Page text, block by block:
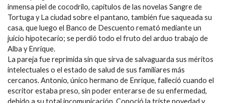
inmensa piel de cocodrilo, capítulos de las novelas Sangre de
Tortuga y La ciudad sobre el pantano, también fue saqueada su
casa, que luego el Banco de Descuento remató mediante un
juicio hipotecario; se perdió todo el fruto del arduo trabajo de
Alba y Enrique.
La pareja fue reprimida sin que sirva de salvaguarda sus méritos
intelectuales o el estado de salud de sus familiares más
cercanos. Antonio, único hermano de Enrique, falleció cuando el
escritor estaba preso, sin poder enterarse de su enfermedad,
debido a su total incomunicación. Conoció la triste novedad y